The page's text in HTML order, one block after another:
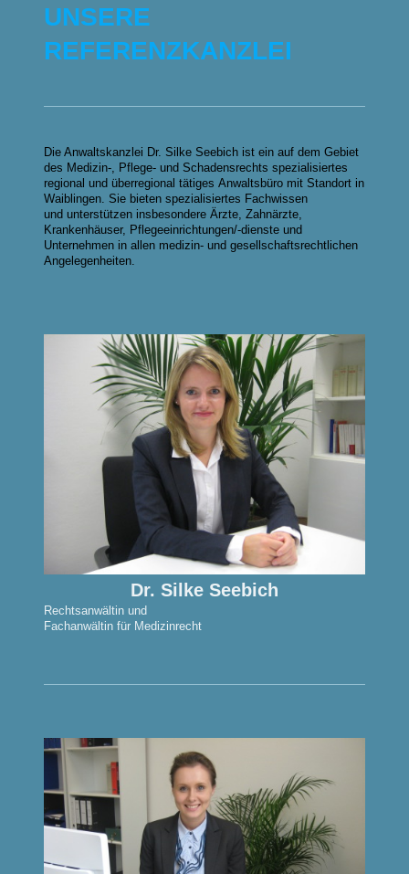
UNSERE
REFERENZKANZLEI
Die Anwaltskanzlei Dr. Silke Seebich ist ein auf dem Gebiet
des Medizin-, Pflege- und Schadensrechts spezialisiertes
regional und überregional tätiges Anwaltsbüro mit Standort in
Waiblingen. Sie bieten spezialisiertes Fachwissen
und unterstützen insbesondere Ärzte, Zahnärzte,
Krankenhäuser, Pflegeeinrichtungen/-dienste und
Unternehmen in allen medizin- und gesellschaftsrechtlichen
Angelegenheiten.
Dr. Silke Seebich
Rechtsanwältin und
Fachanwältin für Medizinrecht